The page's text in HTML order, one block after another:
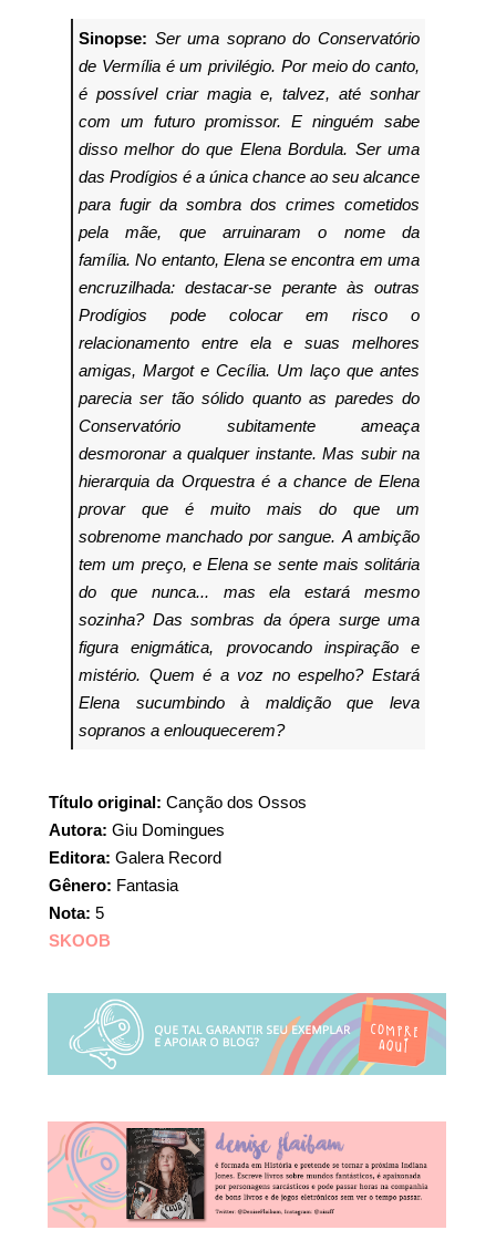
Sinopse: Ser uma soprano do Conservatório
de Vermília é um privilégio. Por meio do canto,
é possível criar magia e, talvez, até sonhar
com um futuro promissor. E ninguém sabe
disso melhor do que Elena Bordula. Ser uma
das Prodígios é a única chance ao seu alcance
para fugir da sombra dos crimes cometidos
pela mãe, que arruinaram o nome da
família.No entanto, Elena se encontra em uma
encruzilhada: destacar-se perante às outras
Prodígios pode colocar em risco o
relacionamento entre ela e suas melhores
amigas, Margot e Cecília. Um laço que antes
parecia ser tão sólido quanto as paredes do
Conservatório subitamente ameaça
desmoronar a qualquer instante. Mas subir na
hierarquia da Orquestra é a chance de Elena
provar que é muito mais do que um
sobrenome manchado por sangue. A ambição
tem um preço, e Elena se sente mais solitária
do que nunca... mas ela estará mesmo
sozinha? Das sombras da ópera surge uma
figura enigmática, provocando inspiração e
mistério. Quem é a voz no espelho? Estará
Elena sucumbindo à maldição que leva
sopranos a enlouquecerem?
Título original: Canção dos Ossos
Autora: Giu Domingues
Editora: Galera Record
Gênero: Fantasia
Nota: 5
SKOOB